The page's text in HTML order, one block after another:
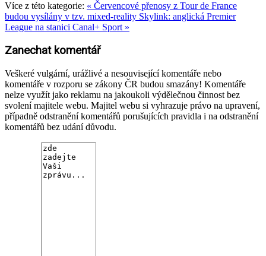
Více z této kategorie: « Červencové přenosy z Tour de France
budou vysílány v tzv. mixed-reality Skylink: anglická Premier
League na stanici Canal+ Sport »
Zanechat komentář
Veškeré vulgární, urážlivé a nesouvisející komentáře nebo
komentáře v rozporu se zákony ČR budou smazány! Komentáře
nelze využít jako reklamu na jakoukoli výdělečnou činnost bez
svolení majitele webu. Majitel webu si vyhrazuje právo na upravení,
případně odstranění komentářů porušujících pravidla i na odstranění
komentářů bez udání důvodu.